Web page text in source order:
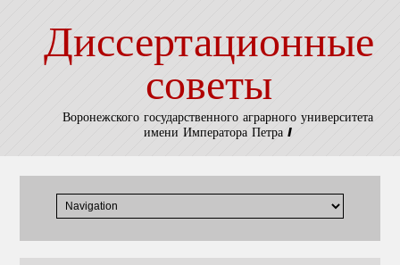
Диссертационные
советы
Воронежского государственного аграрного университета
имени Императора Петра I